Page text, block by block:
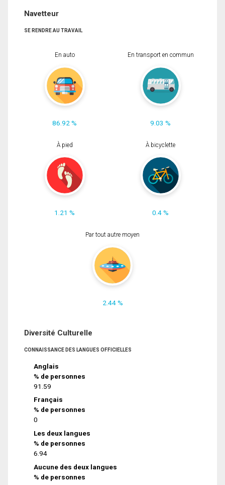
Navetteur
SE RENDRE AU TRAVAIL
En auto
86.92 %
En transport en commun
9.03 %
À pied
1.21 %
À bicyclette
0.4 %
Par tout autre moyen
2.44 %
Diversité Culturelle
CONNAISSANCE DES LANGUES OFFICIELLES
Anglais
% de personnes
91.59
Français
% de personnes
0
Les deux langues
% de personnes
6.94
Aucune des deux langues
% de personnes